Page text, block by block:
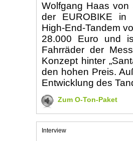
Wolfgang Haas von
der EUROBIKE in
High-End-Tandem
28.000 Euro und
Fahrräder der
Konzept hinter
den hohen Preis.
Entwicklung des
Zum O-Ton-Paket
Interview